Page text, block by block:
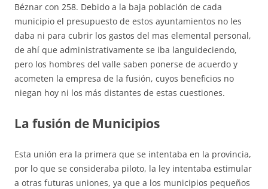
Béznar con 258. Debido a la baja población de cada
municipio el presupuesto de estos ayuntamientos no les
daba ni para cubrir los gastos del mas elemental personal,
de ahí que administrativamente se iba languideciendo,
pero los hombres del valle saben ponerse de acuerdo y
acometen la empresa de la fusión, cuyos beneficios no
niegan hoy ni los más distantes de estas cuestiones.
La fusión de Municipios
Esta unión era la primera que se intentaba en la provincia,
por lo que se consideraba piloto, la ley intentaba estimular
a otras futuras uniones, ya que a los municipios pequeños